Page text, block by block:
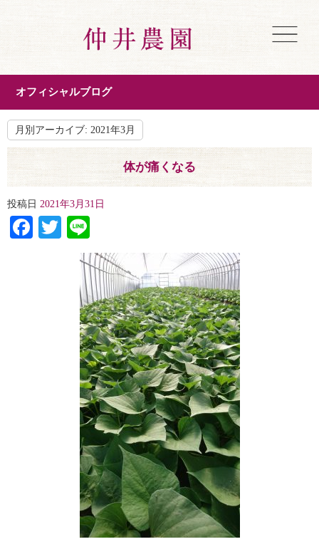
オフィシャルブログ
月別アーカイブ: 2021年3月
体が痛くなる
投稿日 2021年3月31日
Facebook
Twitter